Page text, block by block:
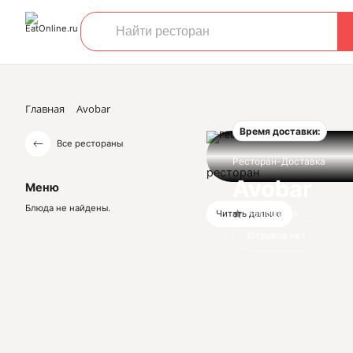
Главная Avobar
Все рестораны
Меню
Блюда не найдены.
Время доставки:
Ресторан-Доставка
Avobar
Нет оценок
ресторан
Читать дальше